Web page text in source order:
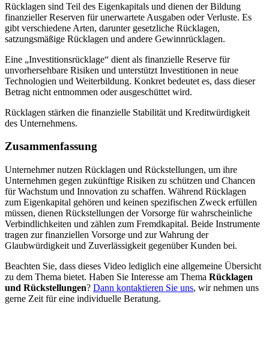
Rücklagen sind Teil des Eigenkapitals und dienen der Bildung
finanzieller Reserven für unerwartete Ausgaben oder Verluste. Es
gibt verschiedene Arten, darunter gesetzliche Rücklagen,
satzungsmäßige Rücklagen und andere Gewinnrücklagen.
Eine „Investitionsrücklage“ dient als finanzielle Reserve für
unvorhersehbare Risiken und unterstützt Investitionen in neue
Technologien und Weiterbildung. Konkret bedeutet es, dass dieser
Betrag nicht entnommen oder ausgeschüttet wird.
Rücklagen stärken die finanzielle Stabilität und Kreditwürdigkeit
des Unternehmens.
Zusammenfassung
Unternehmer nutzen Rücklagen und Rückstellungen, um ihre
Unternehmen gegen zukünftige Risiken zu schützen und Chancen
für Wachstum und Innovation zu schaffen. Während Rücklagen
zum Eigenkapital gehören und keinen spezifischen Zweck erfüllen
müssen, dienen Rückstellungen der Vorsorge für wahrscheinliche
Verbindlichkeiten und zählen zum Fremdkapital. Beide Instrumente
tragen zur finanziellen Vorsorge und zur Wahrung der
Glaubwürdigkeit und Zuverlässigkeit gegenüber Kunden bei.
Beachten Sie, dass dieses Video lediglich eine allgemeine Übersicht
zu dem Thema bietet. Haben Sie Interesse am Thema Rücklagen
und Rückstellungen? Dann kontaktieren Sie uns, wir nehmen uns
gerne Zeit für eine individuelle Beratung.